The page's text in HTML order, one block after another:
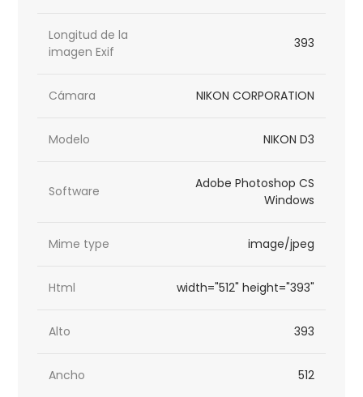
Longitud de la
imagen Exif
393
Cámara NIKON CORPORATION
Modelo NIKON D3
Software
Adobe Photoshop CS
Windows
Mime type image/jpeg
Html width="512" height="393"
Alto 393
Ancho 512